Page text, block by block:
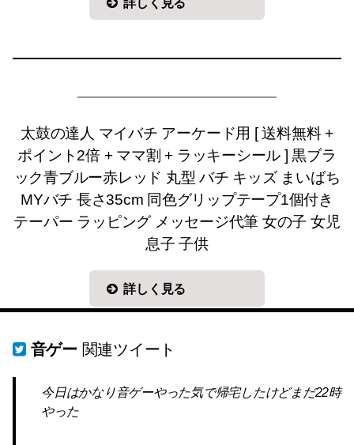
太鼓の達人 マイバチ アーケード用 [ 送料無料 +
ポイント2倍 + ママ割 + ラッキーシール ] 黒ブラ
ック青ブルー赤レッド 丸型 バチ キッズ まいばち
MYバチ 長さ35cm 同色グリップテープ1個付き
テーパー ラッピング メッセージ代筆 女の子 女児
息子 子供
詳しく見る
音ゲー 関連ツイート
今日はかなり音ゲーやった気で帰宅したけどまだ22時
やった